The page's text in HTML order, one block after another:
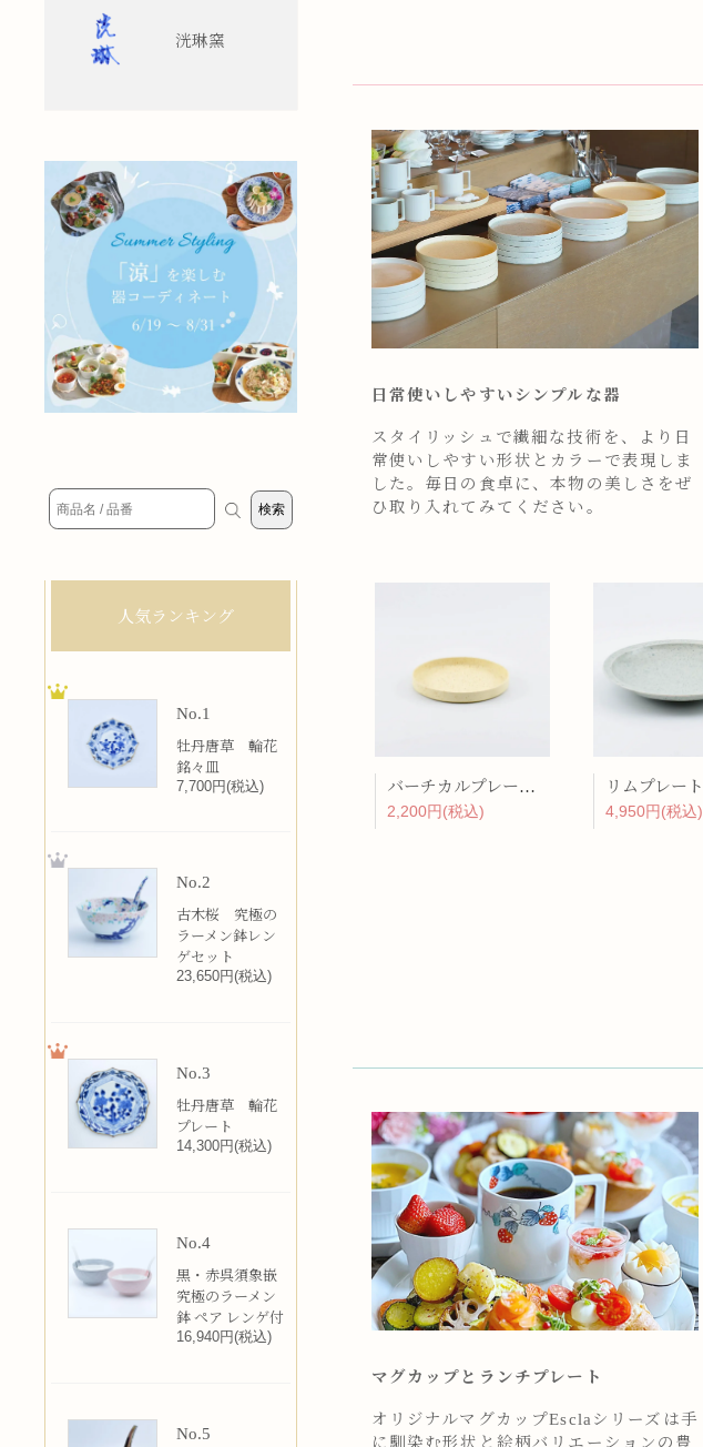
日常使いしやすいシンプルな器
スタイリッシュで繊細な技術を、より日
常使いしやすい形状とカラーで表現しま
した。毎日の食卓に、本物の美しさをぜ
ひ取り入れてみてください。
バーチカルプレート 15cm 化粧土
2,200円(税込)
4,950円(税込)
マグカップとランチプレート
オリジナルマグカップEsclaシリーズは手
に馴染む形状と絵柄バリエーションの豊
洸琳窯
人気ランキング
No.1
牡丹唐草 輪花
銘々皿
7,700円(税込)
No.2
古木桜 究極の
ラーメン鉢レン
ゲセット
23,650円(税込)
No.3
牡丹唐草 輪花
プレート
14,300円(税込)
No.4
黒・赤呉須象嵌
究極のラーメン
鉢 ペア レンゲ付
16,940円(税込)
No.5